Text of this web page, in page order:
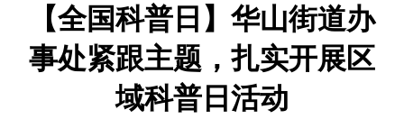
【全国科普日】华山街道办
事处紧跟主题，扎实开展区
域科普日活动